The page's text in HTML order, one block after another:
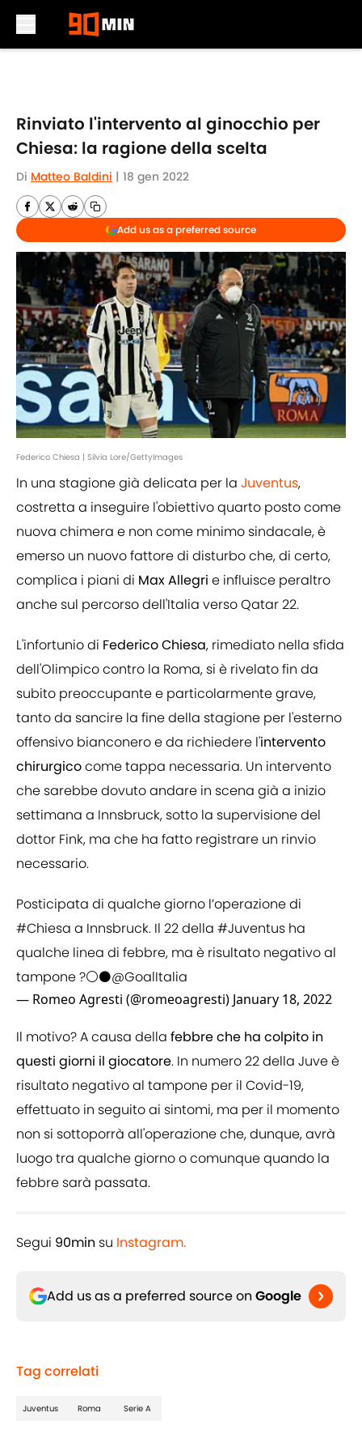
Rinviato l'intervento al ginocchio per
Chiesa: la ragione della scelta
Di Matteo Baldini | 18 gen 2022
Add us as a preferred source
Federico Chiesa | Silvia Lore/GettyImages
In una stagione già delicata per la Juventus,
costretta a inseguire l'obiettivo quarto posto come
nuova chimera e non come minimo sindacale, è
emerso un nuovo fattore di disturbo che, di certo,
complica i piani di Max Allegri e influisce peraltro
anche sul percorso dell'Italia verso Qatar 22.
L'infortunio di Federico Chiesa, rimediato nella sfida
dell'Olimpico contro la Roma, si è rivelato fin da
subito preoccupante e particolarmente grave,
tanto da sancire la fine della stagione per l'esterno
offensivo bianconero e da richiedere l'intervento
chirurgicocome tappa necessaria. Un intervento
che sarebbe dovuto andare in scena già a inizio
settimana a Innsbruck, sotto la supervisione del
dottor Fink, ma che ha fatto registrare un rinvio
necessario.
Posticipata di qualche giorno l’operazione di
#Chiesa a Innsbruck. Il 22 della #Juventus ha
qualche linea di febbre, ma è risultato negativo al
tampone ?⚪️⚫️@GoalItalia
— Romeo Agresti (@romeoagresti) January 18, 2022
Il motivo? A causa della febbre che ha colpito in
questi giorni il giocatore. In numero 22 della Juve è
risultato negativo al tampone per il Covid-19,
effettuato in seguito ai sintomi, ma per il momento
non si sottoporrà all'operazione che, dunque, avrà
luogo tra qualche giorno o comunque quando la
febbre sarà passata.
Segui 90min su Instagram.
Add us as a preferred source on Google
Tag correlati
Juventus Roma Serie A